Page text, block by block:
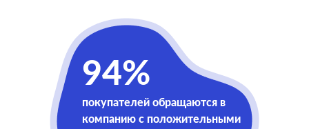
94%
покупателей обращаются в
компанию с положительными